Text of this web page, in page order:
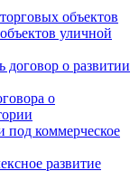
объектов
уличной
о развитии
о
под коммерческое
развитие